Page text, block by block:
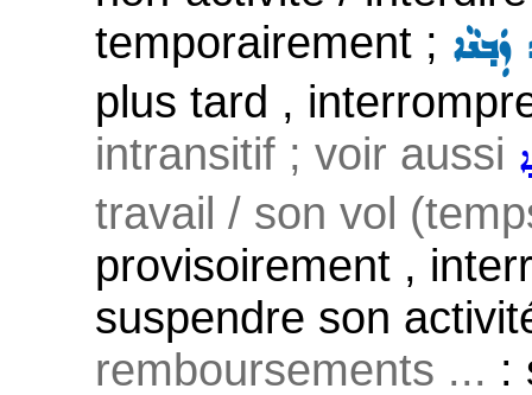
temporairement ;
plus tard ,
intransitif ; voir aussi
travail / son vol
provisoirement ,
suspendre son
remboursements ... :